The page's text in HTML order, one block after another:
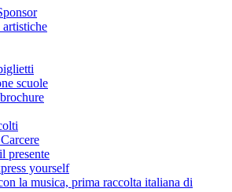
artistiche
scuole
presente
yourself
la musica, prima raccolta italiana di